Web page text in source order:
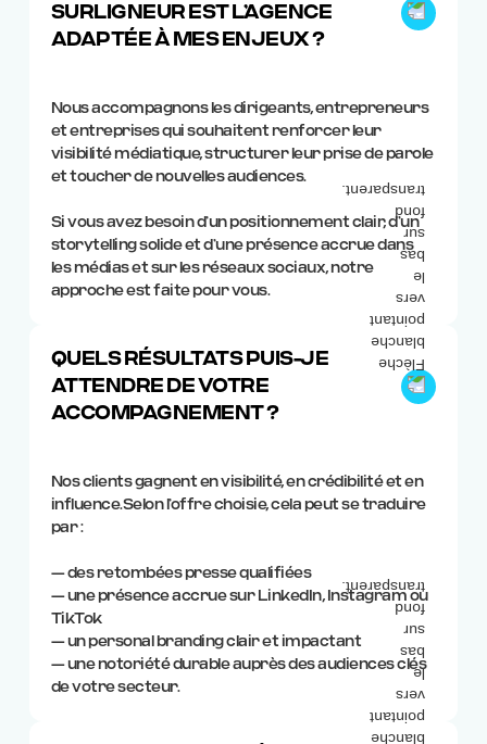
SURLIGNEUR EST L’AGENCE
ADAPTÉE À MES ENJEUX ?
Nous accompagnons les dirigeants, entrepreneurs
et entreprises qui souhaitent renforcer leur
visibilité médiatique, structurer leur prise de parole
et toucher de nouvelles audiences.
Si vous avez besoin d’un positionnement clair, d’un
storytelling solide et d’une présence accrue dans
les médias et sur les réseaux sociaux, notre
approche est faite pour vous.
QUELS RÉSULTATS PUIS-JE
ATTENDRE DE VOTRE
ACCOMPAGNEMENT ?
Nos clients gagnent en visibilité, en crédibilité et en
influence.Selon l’offre choisie, cela peut se traduire
par :
— des retombées presse qualifiées
— une présence accrue sur LinkedIn, Instagram ou
TikTok
— un personal branding clair et impactant
— une notoriété durable auprès des audiences clés
de votre secteur.